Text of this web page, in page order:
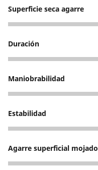
Superficie seca agarre
1
Duración
1
Maniobrabilidad
2
Estabilidad
2
Agarre superficial mojado
1